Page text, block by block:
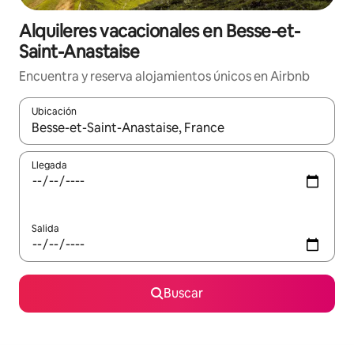
Alquileres vacacionales en Besse-et-
Saint-Anastaise
Encuentra y reserva alojamientos únicos en Airbnb
Ubicación
Cuando los resultados estén disponibles, navega con las
Llegada
Salida
Buscar